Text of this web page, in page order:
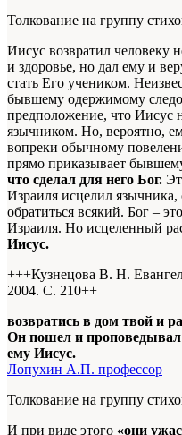
Толкование на группу
Иисус возвратил человеку
и здоровье, но дал ему и
стать Его учеником.
бывшему одержимому
предположение, что Иисус
язычником. Но, вероятно,
вопреки обычному
прямо приказывает
что сделал для него Бог.
Израиля исцелил
обратиться всякий. Бог –
Израиля. Но исцеленный
Иисус.
+++Кузнецова В. Н.
2004. С. 210++
возвратись в дом твой и
Он пошел и проповедывал
ему Иисус.
Лопухин А.П. профессор
Толкование на группу
И при виде этого «они